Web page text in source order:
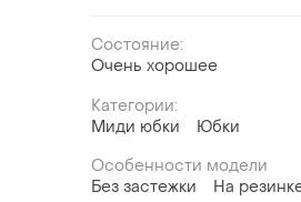
Состояние:
Очень хорошее
Категории:
Миди юбки
Юбки
Особенности модели
Без застежки
На